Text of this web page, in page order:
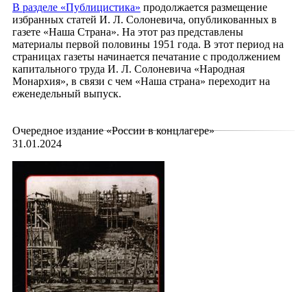
В разделе «Публицистика» продолжается размещение
избранных статей И. Л. Солоневича, опубликованных в
газете «Наша Страна». На этот раз представлены
материалы первой половины 1951 года. В этот период на
страницах газеты начинается печатание с продолжением
капитального труда И. Л. Солоневича «Народная
Монархия», в связи с чем «Наша страна» переходит на
еженедельный выпуск.
Очередное издание «России в концлагере»
31.01.2024